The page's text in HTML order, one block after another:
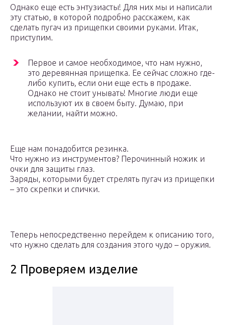
Однако еще есть энтузиасты! Для них мы и написали
эту статью, в которой подробно расскажем, как
сделать пугач из прищепки своими руками. Итак,
приступим.
Первое и самое необходимое, что нам нужно,
это деревянная прищепка. Ее сейчас сложно где-
либо купить, если они еще есть в продаже.
Однако не стоит унывать! Многие люди еще
используют их в своем быту. Думаю, при
желании, найти можно.
Еще нам понадобится резинка.
Что нужно из инструментов? Перочинный ножик и
очки для защиты глаз.
Заряды, которыми будет стрелять пугач из прищепки
– это скрепки и спички.
Теперь непосредственно перейдем к описанию того,
что нужно сделать для создания этого чудо – оружия.
2 Проверяем изделие